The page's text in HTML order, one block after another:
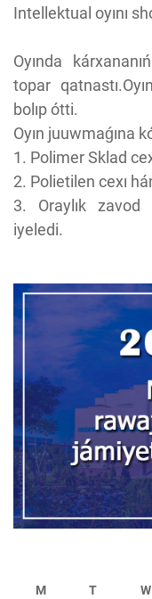
Intellektual oyını
Oyında
topar
bolıp ótti.
Oyın juuwmaǵına
1. Polimer Sklad
2. Polietilen cexı
3. Oraylık zavod
iyeledi.
M T W